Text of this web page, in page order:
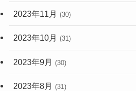
2023年11月 (30)
2023年10月 (31)
2023年9月 (30)
2023年8月 (31)